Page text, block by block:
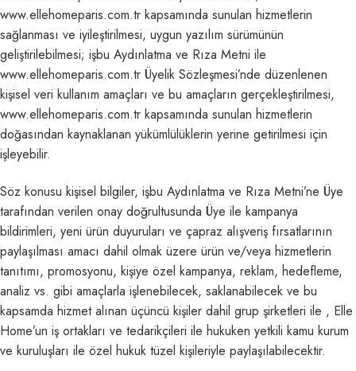
www.ellehomeparis.com.tr kapsamında sunulan hizmetlerin
sağlanması ve iyileştirilmesi, uygun yazılım sürümünün
geliştirilebilmesi; işbu Aydınlatma ve Rıza Metni ile
www.ellehomeparis.com.tr Üyelik Sözleşmesi’nde düzenlenen
kişisel veri kullanım amaçları ve bu amaçların gerçekleştirilmesi,
www.ellehomeparis.com.tr kapsamında sunulan hizmetlerin
doğasından kaynaklanan yükümlülüklerin yerine getirilmesi için
işleyebilir.
Söz konusu kişisel bilgiler, işbu Aydınlatma ve Rıza Metni’ne Üye
tarafından verilen onay doğrultusunda Üye ile kampanya
bildirimleri, yeni ürün duyuruları ve çapraz alışveriş fırsatlarının
paylaşılması amacı dahil olmak üzere ürün ve/veya hizmetlerin
tanıtımı, promosyonu, kişiye özel kampanya, reklam, hedefleme,
analiz vs. gibi amaçlarla işlenebilecek, saklanabilecek ve bu
kapsamda hizmet alınan üçüncü kişiler dahil grup şirketleri ile , Elle
Home’un iş ortakları ve tedarikçileri ile hukuken yetkili kamu kurum
ve kuruluşları ile özel hukuk tüzel kişileriyle paylaşılabilecektir.